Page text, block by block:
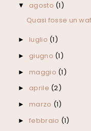
▼ agosto (1)
Quasi fosse un
► luglio (1)
► giugno (1)
► maggio (1)
► aprile (2)
► marzo (1)
► febbraio (1)